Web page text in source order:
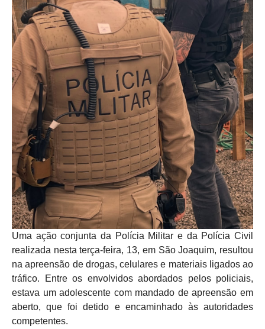
Uma ação conjunta da Polícia Militar e da Polícia Civil
realizada nesta terça-feira, 13, em São Joaquim, resultou
na apreensão de drogas, celulares e materiais ligados ao
tráfico. Entre os envolvidos abordados pelos policiais,
estava um adolescente com mandado de apreensão em
aberto, que foi detido e encaminhado às autoridades
competentes.